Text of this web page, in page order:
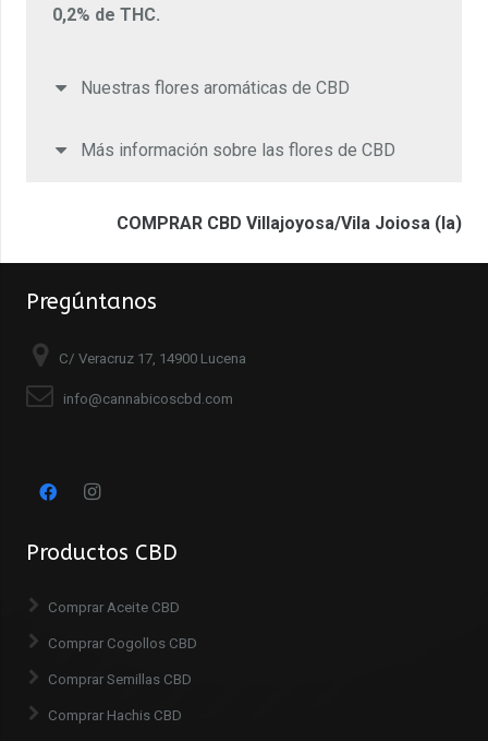
0,2% de THC.
Nuestras flores aromáticas de CBD
Más información sobre las flores de CBD
COMPRAR CBD Villajoyosa/Vila Joiosa (la)
Pregúntanos
C/ Veracruz 17, 14900 Lucena
info@cannabicoscbd.com
Productos CBD
Comprar Aceite CBD
Comprar Cogollos CBD
Comprar Semillas CBD
Comprar Hachis CBD